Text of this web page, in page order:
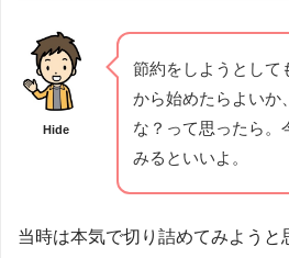
Hide
節約をしようとして
から始めたらよいか
な？って思ったら。
みるといいよ。
当時は本気で切り詰めてみようと